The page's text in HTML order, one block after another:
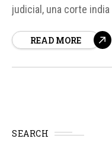
judicial, una corte
acusaciones de tráfico
READ MORE
SEARCH